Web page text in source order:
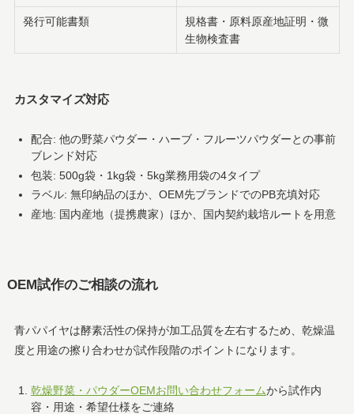
発行可能書類
規格書・原料原産地証明・微
生物検査書
カスタマイズ対応
配合: 他の野菜パウダー・ハーブ・フルーツパウダーとの事前
ブレンド対応
包装: 500g袋・1kg袋・5kg業務用袋の4タイプ
ラベル: 無印納品のほか、OEM先ブランドでのPB充填対応
産地: 国内産地（提携農家）ほか、国内契約栽培ルートを用意
OEM試作のご相談の流れ
青パパイヤは酵素活性の保持が加工品質を左右するため、乾燥温
度と用途の擦り合わせが試作段階のポイントになります。
乾燥野菜・パウダーOEMお問い合わせフォームから試作内
容・用途・希望仕様をご連絡